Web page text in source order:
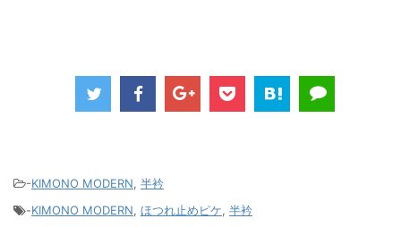
-KIMONO MODERN, 半衿
-KIMONO MODERN, ほつれ止めピケ, 半衿